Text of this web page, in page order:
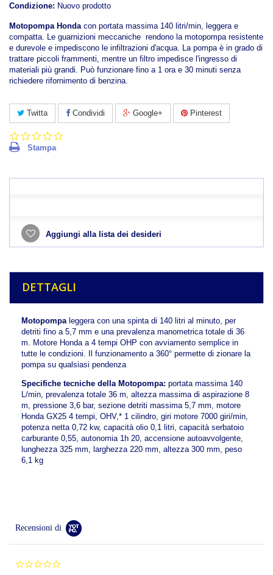
Condizione: Nuovo prodotto
Motopompa Honda con portata massima 140 litri/min, leggera e
compatta. Le guarnizioni meccaniche rendono la motopompa resistente
e durevole e impediscono le infiltrazioni d'acqua. La pompa è in grado di
trattare piccoli frammenti, mentre un filtro impedisce l'ingresso di
materiali più grandi. Può funzionare fino a 1 ora e 30 minuti senza
richiedere rifornimento di benzina.
Twitta Condividi Google+ Pinterest
Stampa
Aggiungi alla lista dei desideri
DETTAGLI
Motopompaleggera con una spinta di 140 litri al minuto, per
detriti fino a 5,7 mm e una prevalenza manometrica totale di 36
m. Motore Honda a 4 tempi OHP con avviamento semplice in
tutte le condizioni. Il funzionamento a 360° permette di zionare la
pompa su qualsiasi pendenza
Specifiche tecniche della Motopompa: portata massima 140
L/min, prevalenza totale 36 m, altezza massima di aspirazione 8
m, pressione 3,6 bar, sezione detriti massima 5,7 mm, motore
Honda GX25 4 tempi, OHV,* 1 cilindro, giri motore 7000 giri/min,
potenza netta 0,72 kw, capacità olio 0,1 litri, capacità serbatoio
carburante 0,55, autonomia 1h 20, accensione autoavvolgente,
lunghezza 325 mm, larghezza 220 mm, altezza 300 mm, peso
6,1 kg
Recensioni di